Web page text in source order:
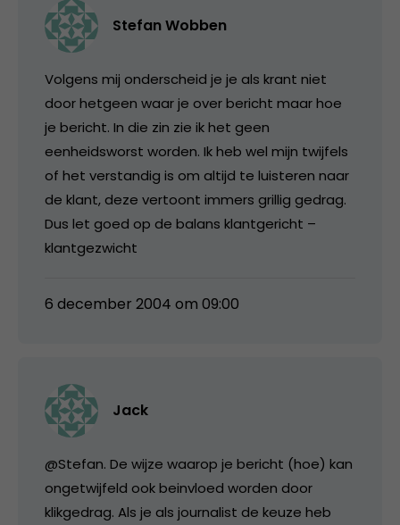
Stefan Wobben
Volgens mij onderscheid je je als krant niet
door hetgeen waar je over bericht maar hoe
je bericht. In die zin zie ik het geen
eenheidsworst worden. Ik heb wel mijn twijfels
of het verstandig is om altijd te luisteren naar
de klant, deze vertoont immers grillig gedrag.
Dus let goed op de balans klantgericht –
klantgezwicht
6 december 2004 om 09:00
Jack
@Stefan. De wijze waarop je bericht (hoe) kan
ongetwijfeld ook beinvloed worden door
klikgedrag. Als je als journalist de keuze heb